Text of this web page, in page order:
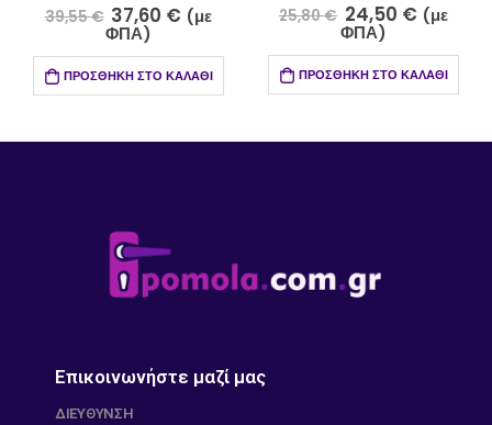
39,55€ 37,60 € (με
ΦΠΑ)
ΠΡΟΣΘΉΚΗ ΣΤΟ ΚΑΛΆΘΙ
25,80€ 24,50 € (με
ΦΠΑ)
ΠΡΟΣΘΉΚΗ ΣΤΟ ΚΑΛΆΘΙ
Επικοινωνήστε μαζί μας
ΔΙΕΎΘΥΝΣΗ